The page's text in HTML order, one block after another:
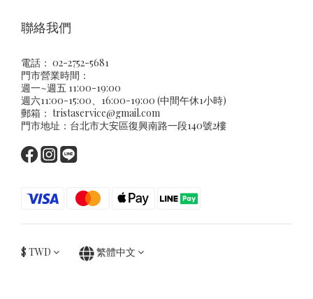
聯絡我們
電話： 02-2752-5681
門市營業時間：
週一~週五 11:00-19:00
週六11:00-15:00、16:00-19:00 (中間午休1小時)
郵箱： tristaservice@gmail.com
門市地址：台北市大安區復興南路一段140號2樓
$ TWD 繁體中文